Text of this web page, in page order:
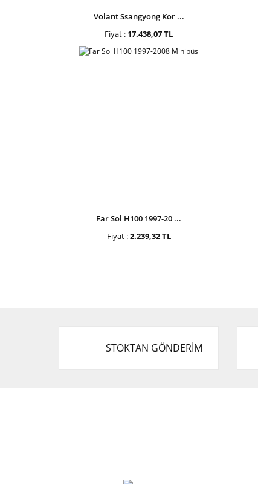
Volant Ssangyong Kor ...
Fiyat : 17.438,07 TL
Far Sol H100 1997-20 ...
Fiyat :2.239,32 TL
STOKTAN GÖNDERİM